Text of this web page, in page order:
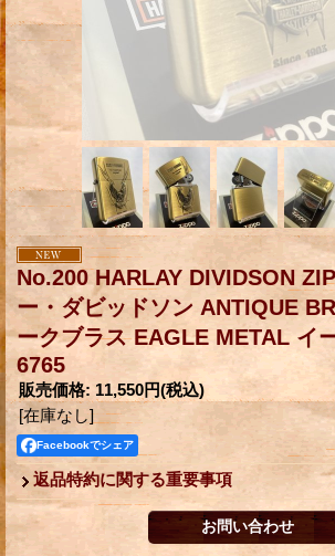
No.200 HARLAY DIVIDSON
ー・ダビッドソン ANTIQUE
ークブラス EAGLE METAL イ
6765
販売価格: 11,550円(税込)
[在庫なし]
Facebookでシェア
返品特約に関する重要事項